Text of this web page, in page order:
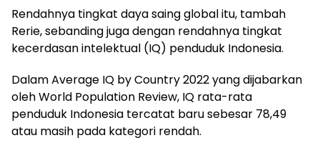
Rendahnya tingkat daya saing global itu, tambah
Rerie, sebanding juga dengan rendahnya tingkat
kecerdasan intelektual (IQ) penduduk Indonesia.
Dalam Average IQ by Country 2022 yang dijabarkan
oleh World Population Review, IQ rata-rata
penduduk Indonesia tercatat baru sebesar 78,49
atau masih pada kategori rendah.